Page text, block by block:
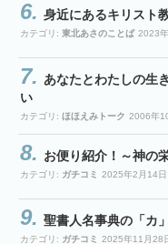
身近にあるキリスト
カテゴリ: 東北あさのことば 2023
あなたとわたしの生
い
カテゴリ: ほほえみトーク 2006年
お便り紹介！～神の
カテゴリ: ガチコミ 2025年2月14日
聖書人名事典の「カ」
カテゴリ: ガチコミ 2025年11月28